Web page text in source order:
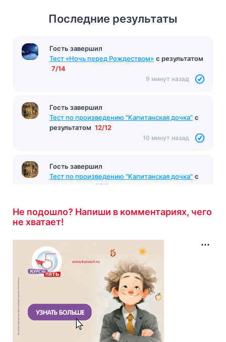
Последние результаты
Гость завершил
Тест на тему «Климатические условия
Египта»
9 минут назад
Гость завершил
Тест «Ночь перед Рождеством» с результатом
7/14
9 минут назад
Гость завершил
Тест по произведению "Капитанская дочка" с
результатом
12/12
10 минут назад
Гость завершил
Тест по произведению "Капитанская дочка"
Не подошло? Напиши в комментариях, чего
не хватает!